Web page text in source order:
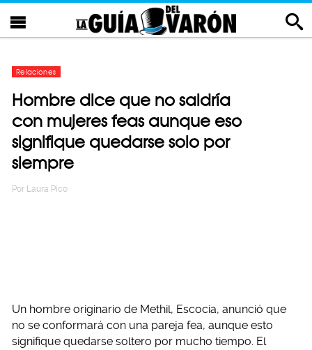
Relaciones
Hombre dice que no saldría
con mujeres feas aunque eso
signifique quedarse solo por
siempre
Por Laura Pico
Un hombre originario de Methil, Escocia, anunció que
no se conformará con una pareja fea, aunque esto
signifique quedarse soltero por mucho tiempo. El